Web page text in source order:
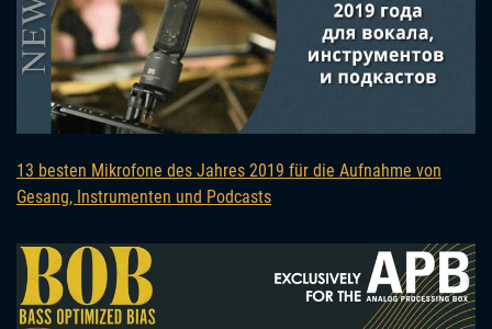
13 besten Mikrofone des Jahres 2019 für die Aufnahme von
Gesang, Instrumenten und Podcasts